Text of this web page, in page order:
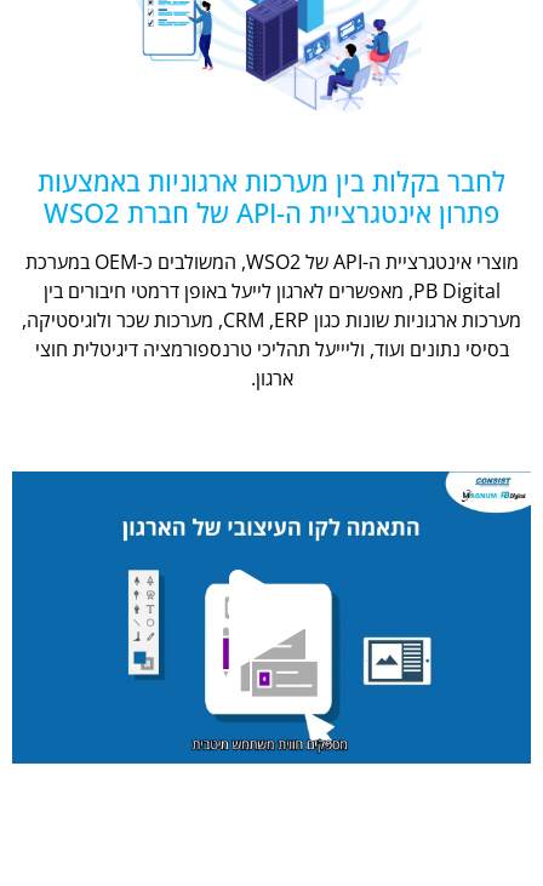
לחבר בקלות בין מערכות ארגוניות באמצעות
פתרון אינטגרציית ה-API של חברת WSO2
מוצרי אינטגרציית ה-API של WSO2, המשולבים כ-OEM במערכת
PB Digital, מאפשרים לארגון לייעל באופן דרמטי חיבורים בין
מערכות ארגוניות שונות כגון CRM ,ERP, מערכות שכר ולוגיסטיקה,
בסיסי נתונים ועוד, וליייעל תהליכי טרנספורמציה דיגיטלית חוצי
ארגון.